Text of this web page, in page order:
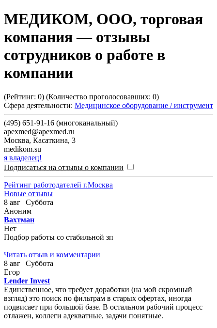
МЕДИКОМ, ООО, торговая
компания— отзывы
сотрудников о работе в
компании
(Рейтинг: 0) (Количество проголосовавших: 0)
Сфера деятельности: Медицинское оборудование / инструмент
(495) 651-91-16 (многоканальный)
apexmed@apexmed.ru
Москва, Касаткина, 3
medikom.su
я владелец!
Подписаться на отзывы о компании
Рейтинг работодателей г.Москва
Новые отзывы
8 авг | Суббота
Аноним
Вахтман
Нет
Подбор работы со стабильной зп
Читать отзыв и комментарии
8 авг | Суббота
Егор
Lender Invest
Единственное, что требует доработки (на мой скромный
взгляд) это поиск по фильтрам в старых офертах, иногда
подвисает при большой базе. В остальном рабочий процесс
отлажен, коллеги адекватные, задачи понятные.